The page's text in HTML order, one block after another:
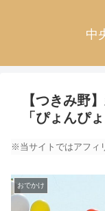
中
【つきみ野
「ぴょんぴ
※当サイトではアフィ
おでかけ